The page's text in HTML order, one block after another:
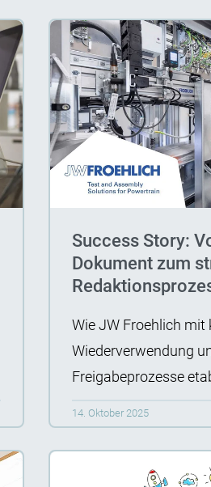
Success Story:
Dokument zum
Wie JW Froehlich mit
Wiederverwendung
Freigabeprozesse
14. Oktober 2025